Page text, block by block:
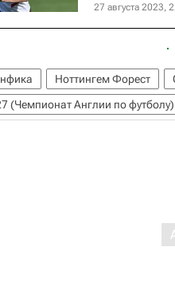
27 августа 2023,
Ноттингем Форест
(Чемпионат Англии по футболу)